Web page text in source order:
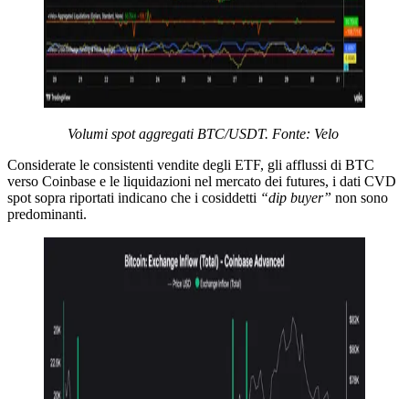
Volumi spot aggregati BTC/USDT. Fonte: Velo
Considerate le consistenti vendite degli ETF, gli afflussi di BTC
verso Coinbase e le liquidazioni nel mercato dei futures, i dati CVD
spot sopra riportati indicano che i cosiddetti “dip buyer” non sono
predominanti.